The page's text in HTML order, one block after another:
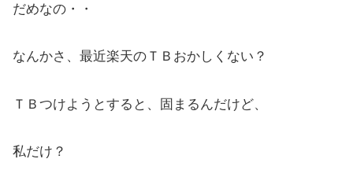
だめなの・・
なんかさ、最近楽天のＴＢおかしくない？
ＴＢつけようとすると、固まるんだけど、
私だけ？